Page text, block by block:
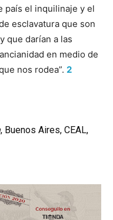
país el inquilinaje y el
esclavatura que son
que darían a las
en medio de
nos rodea”. 2
, Buenos Aires, CEAL,